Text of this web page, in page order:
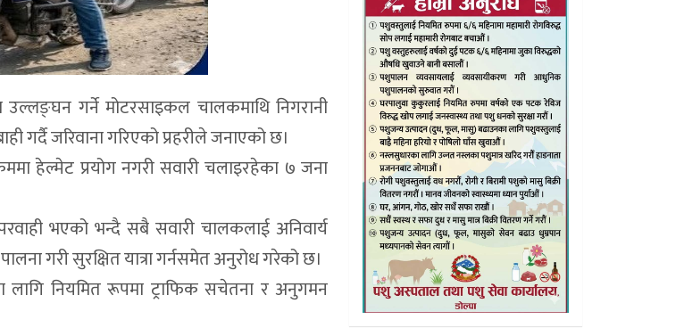
उल्लङ्घन गर्ने मोटरसाइकल चालकमाथि निगरानी
जरिवाना गरिएको प्रहरीले जनाएको छ।
हेल्मेट प्रयोग नगरी सवारी चलाइरहेका ७ जना
भएको भन्दै सबै सवारी चालकलाई अनिवार्य
गरी सुरक्षित यात्रा गर्नसमेत अनुरोध गरेको छ।
लागि नियमित रूपमा ट्राफिक सचेतना र अनुगमन